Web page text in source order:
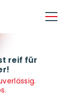
reif für